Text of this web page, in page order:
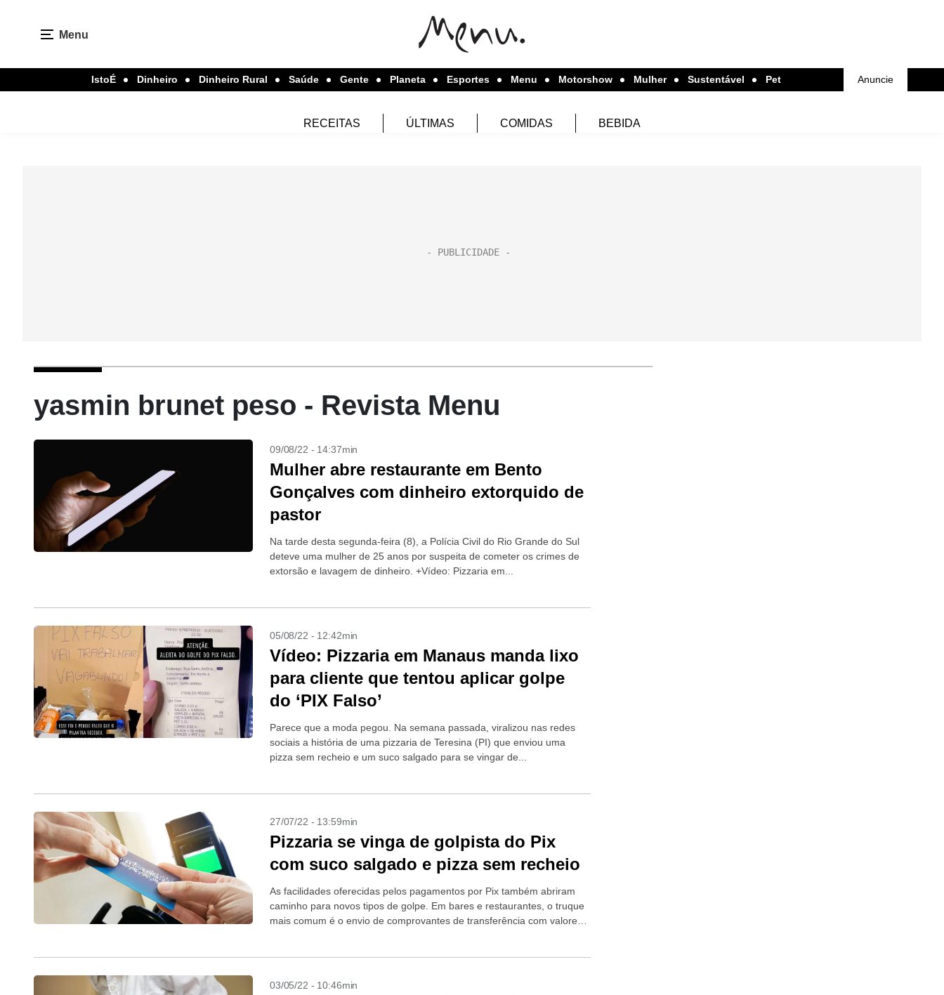
Menu
IstoÉ Dinheiro Dinheiro Rural Saúde Gente Planeta Esportes Menu Motorshow Mulher Sustentável Pet Anuncie
RECEITAS ÚLTIMAS COMIDAS BEBIDA
yasmin brunet peso - Revista Menu
09/08/22 - 14:37min
Mulher abre restaurante em Bento
Gonçalves com dinheiro extorquido de
pastor
Na tarde desta segunda-feira (8), a Polícia Civil do Rio Grande do Sul
deteve uma mulher de 25 anos por suspeita de cometer os crimes de
extorsão e lavagem de dinheiro. +Vídeo: Pizzaria em...
05/08/22 - 12:42min
Vídeo: Pizzaria em Manaus manda lixo
para cliente que tentou aplicar golpe
do ‘PIX Falso’
Parece que a moda pegou. Na semana passada, viralizou nas redes
sociais a história de uma pizzaria de Teresina (PI) que enviou uma
pizza sem recheio e um suco salgado para se vingar de...
27/07/22 - 13:59min
Pizzaria se vinga de golpista do Pix
com suco salgado e pizza sem recheio
As facilidades oferecidas pelos pagamentos por Pix também abriram
caminho para novos tipos de golpe. Em bares e restaurantes, o truque
mais comum é o envio de comprovantes de transferência com valores
03/05/22 - 10:46min